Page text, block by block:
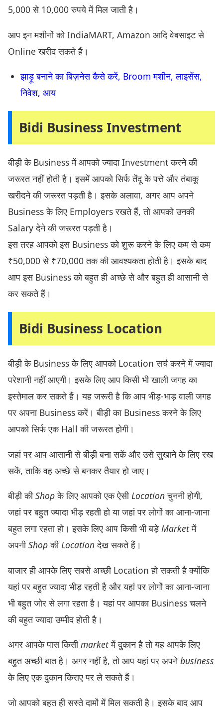
5,000 से 10,000 रुपये में मिल जाती है।
आप इन मशीनों को IndiaMART, Amazon आदि वेबसाइट से
Online खरीद सकते हैं।
झाड़ू बनाने का बिज़नेस कैसे करें, Broom मशीन, लाइसेंस,
निवेश, आय
Bidi Business Investment
बीड़ी के Business में आपको ज्यादा Investment करने की
जरूरत नहीं होती है। इसमें आपको सिर्फ तेंदू के पत्ते और तंबाकू
खरीदने की जरूरत पड़ती है। इसके अलावा, अगर आप अपने
Business के लिए Employers रखते हैं, तो आपको उनकी
Salary देने की जरूरत पड़ती है।
इस तरह आपको इस Business को शुरू करने के लिए कम से कम
₹50,000 से ₹70,000 तक की आवश्यकता होती है। इसके बाद
आप इस Business को बहुत ही अच्छे से और बहुत ही आसानी से
कर सकते हैं।
Bidi Business Location
बीड़ी के Business के लिए आपको Location सर्च करने में ज्यादा
परेशानी नहीं आएगी। इसके लिए आप किसी भी खाली जगह का
इस्तेमाल कर सकते हैं। यह जरूरी है कि आप भीड़-भाड़ वाली जगह
पर अपना Business करें। बीड़ी का Business करने के लिए
आपको सिर्फ एक Hall की जरूरत होगी।
जहां पर आप आसानी से बीड़ी बना सकें और उसे सुखाने के लिए रख
सकें, ताकि वह अच्छे से बनकर तैयार हो जाए।
बीड़ी कीShopके लिए आपको एक ऐसीLocationचुननी होगी,
जहां पर बहुत ज्यादा भीड़ रहती हो या जहां पर लोगों का आना-जाना
बहुत लगा रहता हो। इसके लिए आप किसी भी बड़ेMarketमें
अपनीShopकीLocationदेख सकते हैं।
बाजार ही आपके लिए सबसे अच्छी Location हो सकती है क्योंकि
यहां पर बहुत ज्यादा भीड़ रहती है और यहां पर लोगों का आना-जाना
भी बहुत जोर से लगा रहता है। यहां पर आपका Business चलने
की बहुत ज्यादा उम्मीद होती है।
अगर आपके पास किसीmarketमें दुकान है तो यह आपके लिए
बहुत अच्छी बात है। अगर नहीं है, तो आप यहां पर अपनेbusiness
के लिए एक दुकान किराए पर ले सकते हैं।
जो आपको बहुत ही सस्ते दामों में मिल सकती है। इसके बाद आप